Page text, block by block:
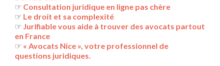
☞ Consultation juridique en ligne pas chère
☞ Le droit et sa complexité
☞ Jurifiable vous aide à trouver des avocats partout
en France
☞ « Avocats Nice », votre professionnel de
questions juridiques.